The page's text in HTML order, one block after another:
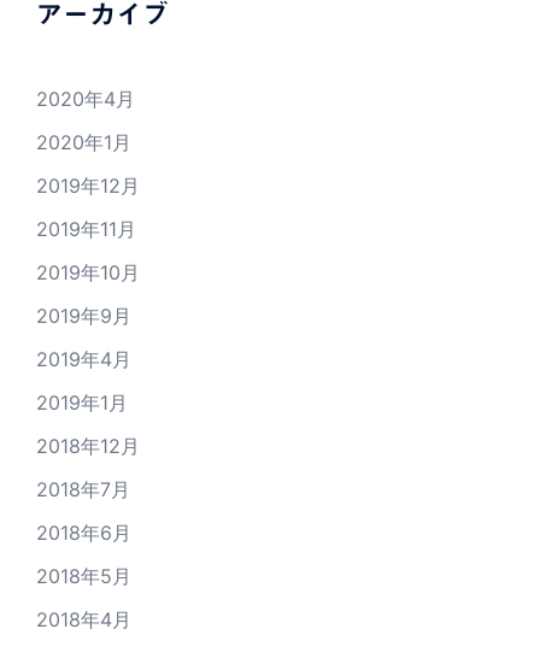
アーカイブ
2020年4月
2020年1月
2019年12月
2019年11月
2019年10月
2019年9月
2019年4月
2019年1月
2018年12月
2018年7月
2018年6月
2018年5月
2018年4月